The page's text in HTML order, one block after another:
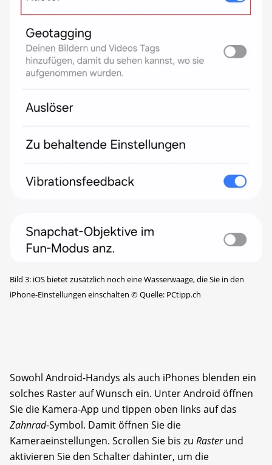
Bild 3: iOS bietet zusätzlich noch eine Wasserwaage, die Sie in den
iPhone-Einstellungen einschalten ©Quelle: PCtipp.ch
Sowohl Android-Handys als auch iPhones blenden ein
solches Raster auf Wunsch ein. Unter Android öffnen
Sie die Kamera-App und tippen oben links auf das
Zahnrad-Symbol. Damit öffnen Sie die
Kameraeinstellungen. Scrollen Sie bis zu Rasterund
aktivieren Sie den Schalter dahinter, um die